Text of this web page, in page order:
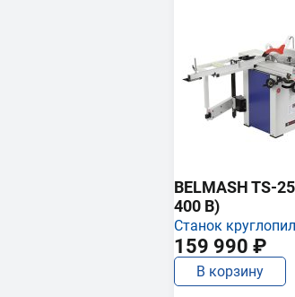
BELMASH TS-
400 В)
Станок
159 990 ₽
В корзину